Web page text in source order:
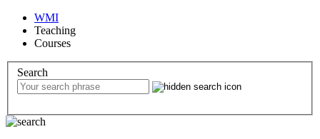
WMI
Teaching
Courses
Search